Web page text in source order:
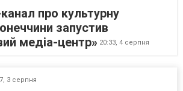
про культурну
запустив
медіа-центр» 20:33, 4 серпня
3 серпня